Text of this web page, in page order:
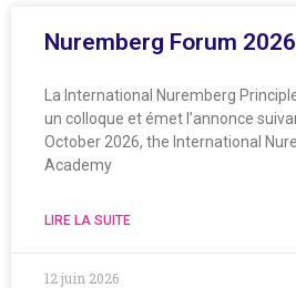
Nuremberg Forum 2026
La International Nuremberg
un colloque et émet l’annonce
October 2026, the International
Academy
LIRE LA SUITE
12 juin 2026